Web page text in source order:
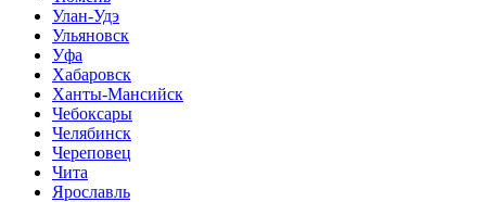
Улан-Удэ
Ульяновск
Уфа
Хабаровск
Ханты-Мансийск
Чебоксары
Челябинск
Череповец
Чита
Ярославль